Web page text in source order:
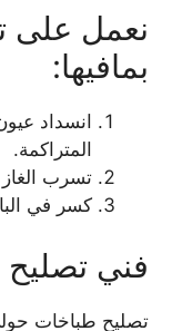
نعمل على
بمافيها:
انسداد
المتراكمة.
تسرب الغاز
كسر في
فني
تصليح طباخات